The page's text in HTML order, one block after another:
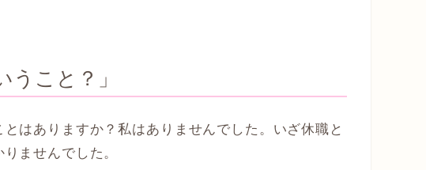
うこと？」
はありますか？私はありませんでした。いざ休職と
ませんでした。